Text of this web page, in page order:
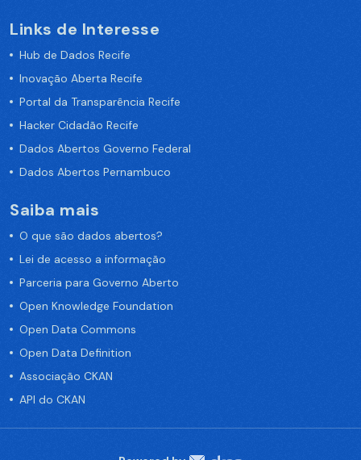
Links de Interesse
Hub de Dados Recife
Inovação Aberta Recife
Portal da Transparência Recife
Hacker Cidadão Recife
Dados Abertos Governo Federal
Dados Abertos Pernambuco
Saiba mais
O que são dados abertos?
Lei de acesso a informação
Parceria para Governo Aberto
Open Knowledge Foundation
Open Data Commons
Open Data Definition
Associação CKAN
API do CKAN